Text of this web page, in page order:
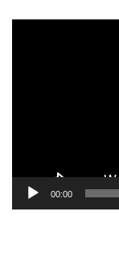
00:00